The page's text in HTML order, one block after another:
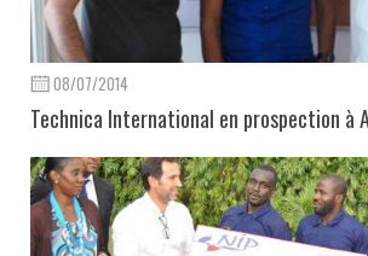
08/07/2014
Technica International en prospection à